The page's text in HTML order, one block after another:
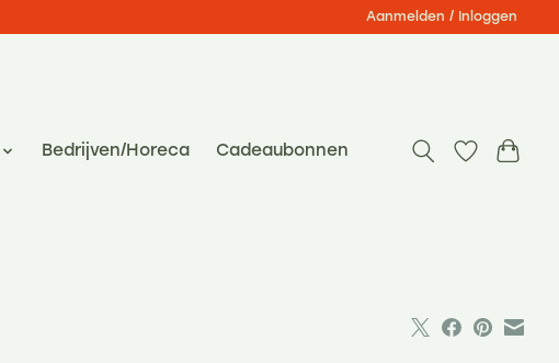
Aanmelden / Inloggen
Bedrijven/Horeca Cadeaubonnen